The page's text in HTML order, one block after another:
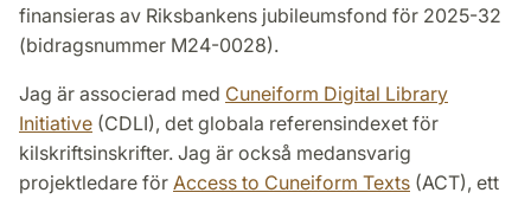
finansieras av Riksbankens jubileumsfond för 2025-32
(bidragsnummer M24-0028).
Jag är associerad med Cuneiform Digital Library
Initiative (CDLI), det globala referensindexet för
kilskriftsinskrifter. Jag är också medansvarig
projektledare för Access to Cuneiform Texts (ACT), ett